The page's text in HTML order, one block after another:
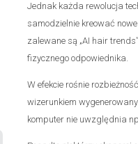
Jednak każda rewolucja
samodzielnie kreować
zalewane są „AI hair
fizycznego odpowiednika.
W efekcie rośnie
wizerunkiem
komputer nie uwzględnia